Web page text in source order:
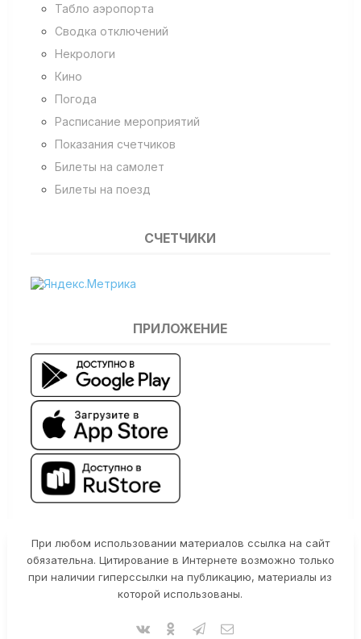
Табло аэропорта
Сводка отключений
Некрологи
Кино
Погода
Расписание мероприятий
Показания счетчиков
Билеты на самолет
Билеты на поезд
СЧЕТЧИКИ
ПРИЛОЖЕНИЕ
При любом использовании материалов ссылка на сайт
обязательна. Цитирование в Интернете возможно только
при наличии гиперссылки на публикацию, материалы из
которой использованы.